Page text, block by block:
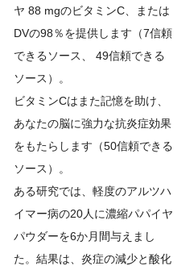
ヤ 88 mgのビタミンC、または
DVの98％を提供します（7信頼
できるソース
49信頼できる
ソース ）。
ビタミンCはまた記憶を助け、
あなたの脳に強力な抗炎症効果
をもたらします（50信頼できる
ソース ）。
ある研究では、軽度のアルツハ
イマー病の20人に濃縮パパイヤ
パウダーを6か月間与えまし
た。結果は、炎症の減少と酸化